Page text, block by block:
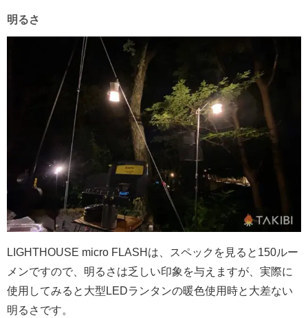
明るさ
LIGHTHOUSE micro FLASHは、スペックを見ると150ルー
メンですので、明るさは乏しい印象を与えますが、実際に
使用してみると大型LEDランタンの暖色使用時と大差ない
明るさです。